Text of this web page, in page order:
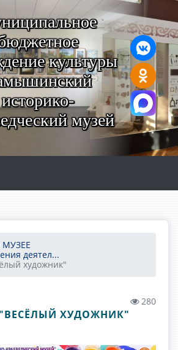
культуры
историко-
музей
деятел...
художник"
280
ХУДОЖНИК"